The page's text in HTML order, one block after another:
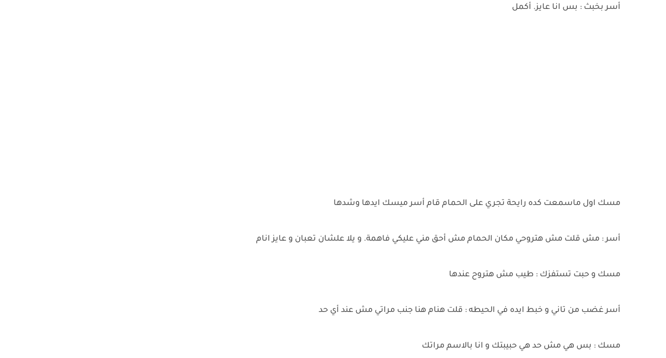
أسر بخبث : بس انا عايز. أكمل
مسك اول ماسمعت كده رايحة تجري على الحمام قام أسر ميسك ايدها وشدها
أسر : مش قلت مش هتروحي مكان الحمام مش أحق مني عليكي فاهمة. و يلا علشان تعبان و عايز انام
مسك و حبت تستفزك : طيب مش هتروح عندها
أسر غضب من تاني و خبط ايده في الحيطه : قلت هنام هنا جنب مراتي مش عند أي حد
مسك : بس هي مش حد هي حبيبتك و انا بالاسم مراتك